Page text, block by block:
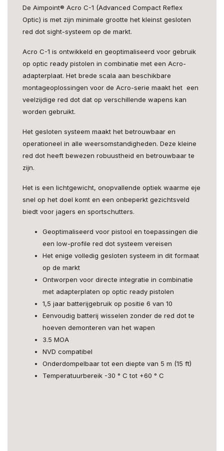
De Aimpoint® Acro C-1 (Advanced Compact Reflex
Optic) is met zijn minimale grootte het kleinst gesloten
red dot sight-systeem op de markt.
Acro C-1 is ontwikkeld en geoptimaliseerd voor gebruik
op optic ready pistolen in combinatie met een Acro-
adapterplaat. Het brede scala aan beschikbare
montageoplossingen voor de Acro-serie maakt het een
veelzijdige red dot dat op verschillende wapens kan
worden gebruikt.
Het gesloten systeem maakt het betrouwbaar en
operationeel in alle weersomstandigheden. Deze kleine
red dot heeft bewezen robuustheid en betrouwbaar te
zijn.
Het is een lichtgewicht, onopvallende optiek waarme eje
snel op het doel komt en een onbeperkt gezichtsveld
biedt voor jagers en sportschutters.
Geoptimaliseerd voor pistool en toepassingen die
een low-profile red dot systeem vereisen
Het enige volledig gesloten systeem in dit formaat
op de markt
Ontworpen voor directe integratie in combinatie
met adapterplaten op optic ready pistolen
1,5 jaar batterijgebruik op positie 6 van 10
Eenvoudig batterij wisselen zonder de red dot te
hoeven demonteren van het wapen
3.5 MOA
NVD compatibel
Onderdompelbaar tot een diepte van 5 m (15 ft)
Temperatuurbereik -30 ° C tot +60 ° C